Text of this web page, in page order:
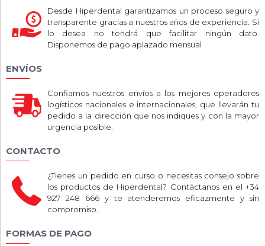
Desde Hiperdental garantizamos un proceso seguro y
transparente gracias a nuestros años de experiencia. Si
lo desea no tendrá que facilitar ningún dato.
Disponemos de pago aplazado mensual
ENVÍOS
Confiamos nuestros envíos a los mejores operadores
logísticos nacionales e internacionales, que llevarán tu
pedido a la dirección que nos indiques y con la mayor
urgencia posible.
CONTACTO
¿Tienes un pedido en curso o necesitas consejo sobre
los productos de Hiperdental? Contáctanos en el +34
927 248 666 y te atenderemos eficazmente y sin
compromiso.
FORMAS DE PAGO